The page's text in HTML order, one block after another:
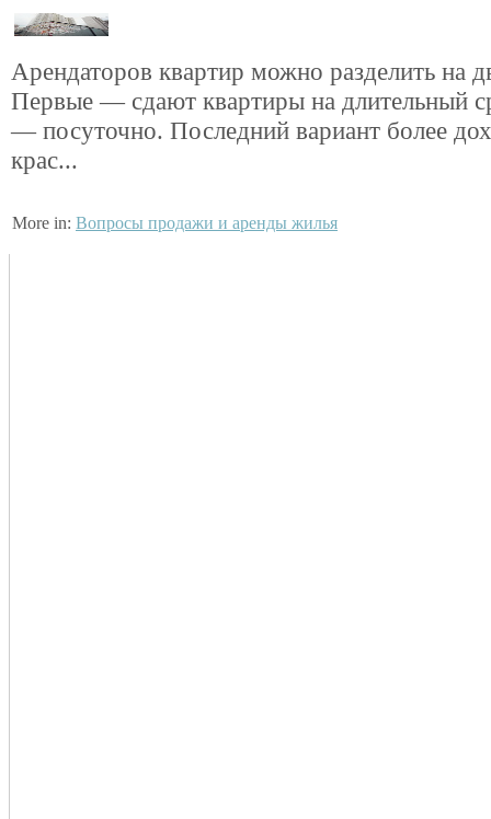
Арендаторов квартир можно разделить на
Первые — сдают квартиры на длительный
— посуточно. Последний вариант более
крас...
More in: Вопросы продажи и аренды жилья